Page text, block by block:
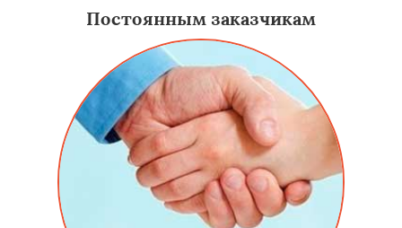
Постоянным заказчикам